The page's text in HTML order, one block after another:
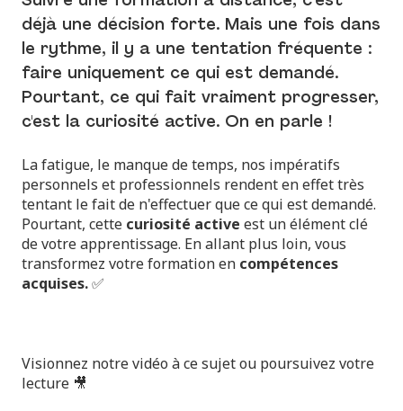
déjà une décision forte. Mais une fois dans
le rythme, il y a une tentation fréquente :
faire uniquement ce qui est demandé.
Pourtant, ce qui fait vraiment progresser,
c'est la curiosité active. On en parle !
La fatigue, le manque de temps, nos impératifs
personnels et professionnels rendent en effet très
tentant le fait de n'effectuer que ce qui est demandé.
Pourtant, cette curiosité active est un élément clé
de votre apprentissage. En allant plus loin, vous
transformez votre formation en compétences
acquises.✅
Visionnez notre vidéo à ce sujet ou poursuivez votre
lecture 🎥